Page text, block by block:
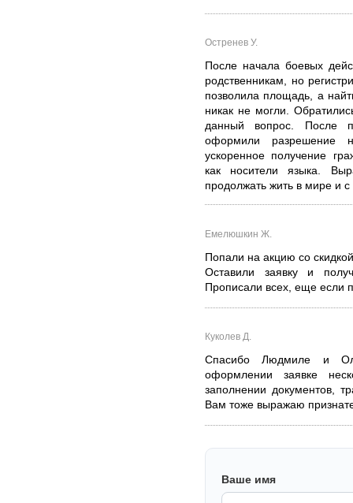
Остренев У.
После начала боевых
родственникам, но
позволила площадь, а
никак не могли.
данный вопрос. После
оформили разрешение
ускоренное получение
как носители языка.
продолжать жить в мире и с
Емелюшкин Ж.
Попали на акцию со
Оставили заявку и
Прописали всех, еще если
Куколев Д.
Спасибо Людмиле и
оформлении заявке
заполнении документов,
Вам тоже выражаю
Ваше имя